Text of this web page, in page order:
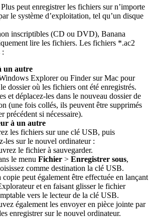
peut enregistrer les fichiers sur n’importe
le système d’exploitation, tel qu’un disque
inscriptibles (CD ou DVD), Banana
lire les fichiers. Les fichiers *.ac2
:
un autre
Explorer ou Finder sur Mac pour
dossier où les fichiers ont été enregistrés.
et déplacez-les dans le nouveau dossier de
(une fois collés, ils peuvent être supprimés
précédent si nécessaire).
à un autre
les fichiers sur une clé USB, puis
les sur le nouvel ordinateur :
le fichier à sauvegarder.
le menu Fichier > Enregistrer sous,
comme destination la clé USB.
copie peut également être effectuée en lançant
et en faisant glisser le fichier
vers le lecteur de la clé USB.
également les envoyer en pièce jointe par
enregistrer sur le nouvel ordinateur.